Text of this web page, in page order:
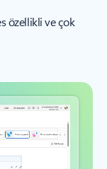
özellikli ve çok